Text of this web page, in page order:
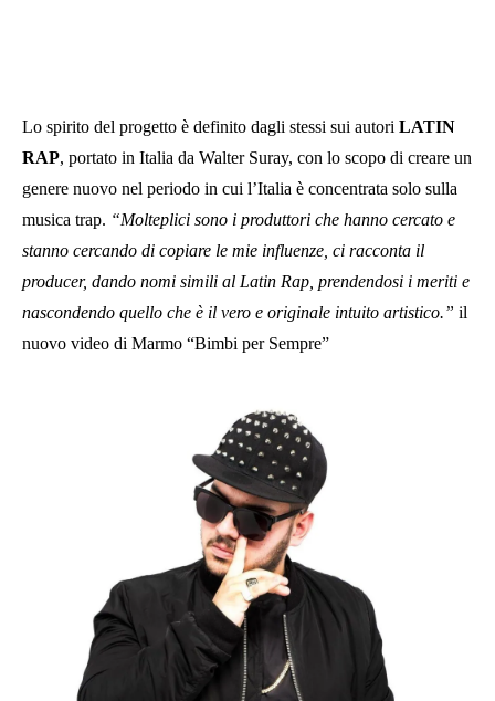
Lo spirito del progetto è definito dagli stessi sui autori LATIN
RAP, portato in Italia da Walter Suray, con lo scopo di creare un
genere nuovo nel periodo in cui l’Italia è concentrata solo sulla
musica trap. “Molteplici sono i produttori che hanno cercato e
stanno cercando di copiare le mie influenze, ci racconta il
producer, dando nomi simili al Latin Rap, prendendosi i meriti e
nascondendo quello che è il vero e originale intuito artistico.” il
nuovo video di Marmo “Bimbi per Sempre”